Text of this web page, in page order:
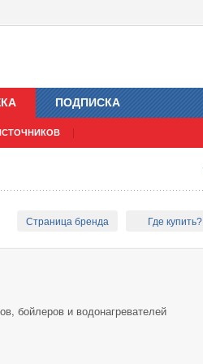
ПОДПИСКА
Страница бренда Где купить?
бойлеров и водонагревателей